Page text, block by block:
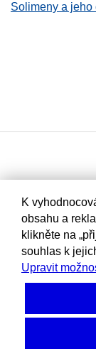
Solimeny a jeho
K
obsahu a
klikněte na
souhlas k
Upravit